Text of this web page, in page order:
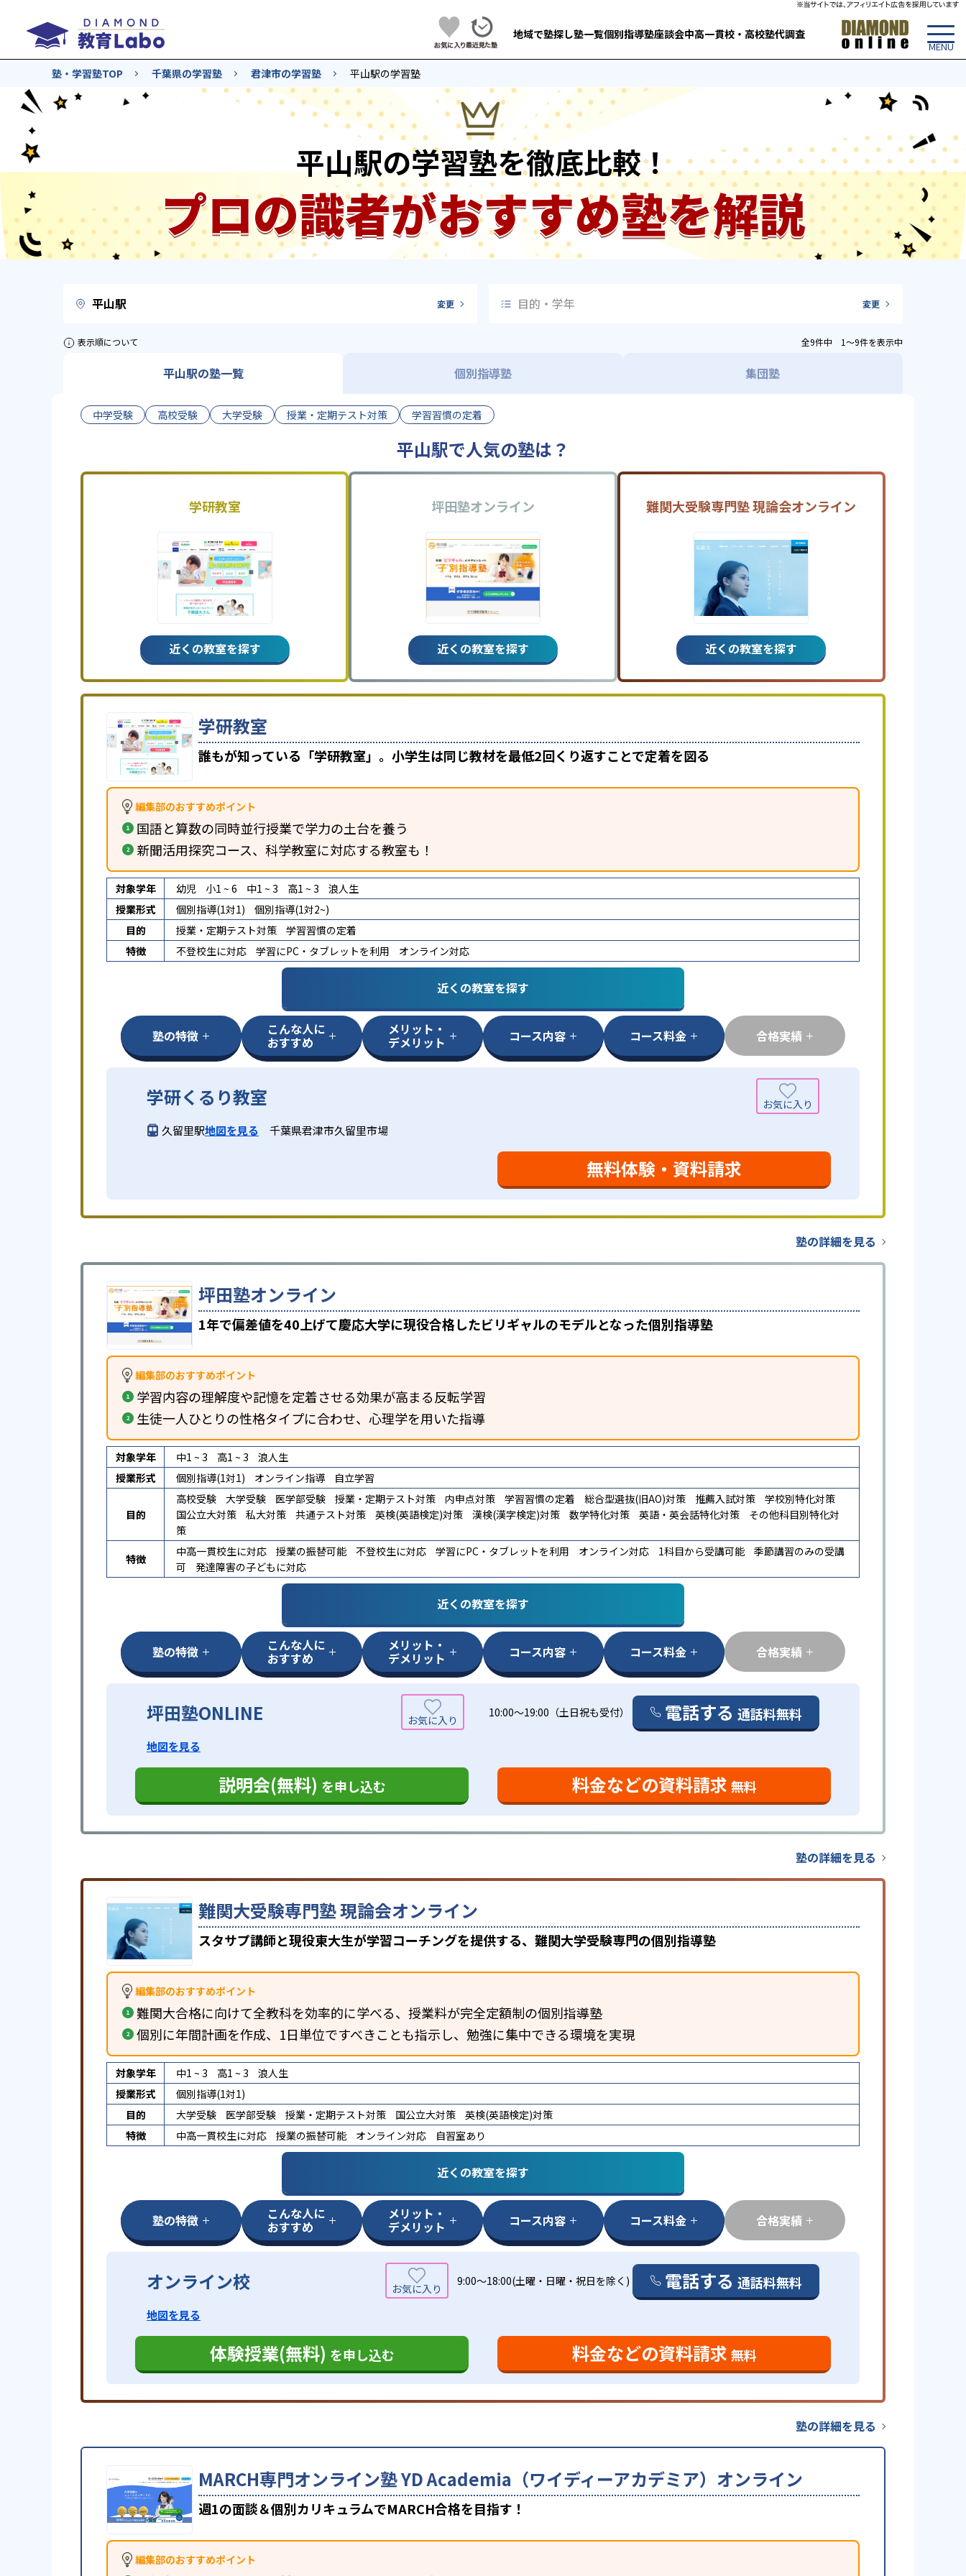
地域で塾探し塾一覧個別指導塾座談会中高一貫校・高校塾代調査
塾・学習塾TOP 千葉県の学習塾 君津市の学習塾 平山駅の学習塾
平山駅の学習塾を徹底比較！
プロの識者がおすすめ塾を解説
平山駅 変更 目的・学年 変更
表示順について 全9件中 1〜9件を表示中
平山駅の塾一覧 個別指導塾 集団塾
中学受験 高校受験 大学受験 授業・定期テスト対策 学習習慣の定着
平山駅で人気の塾は？
学研教室
近くの教室を探す
坪田塾オンライン
近くの教室を探す
難関大受験専門塾 現論会オンライン
近くの教室を探す
学研教室
誰もが知っている「学研教室」。小学生は同じ教材を最低2回くり返すことで定着を図る
編集部のおすすめポイント
国語と算数の同時並行授業で学力の土台を養う
新聞活用探究コース、科学教室に対応する教室も！
対象学年 幼児 小1 ~ 6 中1 ~ 3 高1 ~ 3
浪人生
授業形式
個別指導(1対1)
個別指導(1対2~)
目的
授業・定期テスト対策
学習習慣の定着
特徴
不登校生に対応 学習にPC・タブレットを利用 オンライン対応
近くの教室を探す
塾の特徴 こんな人に
おすすめ
メリット・
デメリット コース内容 コース料金 合格実績
学研くるり教室
久留里駅地図を見る 千葉県君津市久留里市場
無料体験・資料請求
塾の詳細を見る
坪田塾オンライン
1年で偏差値を40上げて慶応大学に現役合格したビリギャルのモデルとなった個別指導塾
編集部のおすすめポイント
学習内容の理解度や記憶を定着させる効果が高まる反転学習
生徒一人ひとりの性格タイプに合わせ、心理学を用いた指導
対象学年 中1 ~ 3 高1 ~ 3
浪人生
授業形式
個別指導(1対1) オンライン指導 自立学習
目的
高校受験 大学受験 医学部受験 授業・定期テスト対策 内申点対策 学習習慣の定着 総合型選抜(旧AO)対策 推薦入試対策
学校別特化対策
国公立大対策
私大対策 共通テスト対策 英検(英語検定)対策 漢検(漢字検定)対策 数学特化対策 英語・英会話特化対策
その他科目別特化対
策
特徴
中高一貫校生に対応 授業の振替可能 不登校生に対応 学習にPC・タブレットを利用 オンライン対応 1科目から受講可能
季節講習のみの受講
可
発達障害の子どもに対応
近くの教室を探す
塾の特徴 こんな人に
おすすめ
メリット・
デメリット コース内容 コース料金 合格実績
坪田塾ONLINE 10:00～19:00（土日祝も受付） 電話する 通話料無料
地図を見る
説明会(無料) を申し込む 料金などの資料請求 無料
塾の詳細を見る
難関大受験専門塾 現論会オンライン
スタサプ講師と現役東大生が学習コーチングを提供する、難関大学受験専門の個別指導塾
編集部のおすすめポイント
難関大合格に向けて全教科を効率的に学べる、授業料が完全定額制の個別指導塾
個別に年間計画を作成、1日単位ですべきことも指示し、勉強に集中できる環境を実現
対象学年 中1 ~ 3 高1 ~ 3
浪人生
授業形式
個別指導(1対1)
目的
大学受験 医学部受験 授業・定期テスト対策 国公立大対策
英検(英語検定)対策
特徴
中高一貫校生に対応 授業の振替可能 オンライン対応 自習室あり
近くの教室を探す
塾の特徴 こんな人に
おすすめ
メリット・
デメリット コース内容 コース料金 合格実績
オンライン校 9:00～18:00(土曜・日曜・祝日を除く) 電話する 通話料無料
地図を見る
体験授業(無料) を申し込む 料金などの資料請求 無料
塾の詳細を見る
MARCH専門オンライン塾 YD Academia（ワイディーアカデミア）オンライン
週1の面談＆個別カリキュラムでMARCH合格を目指す！
編集部のおすすめポイント